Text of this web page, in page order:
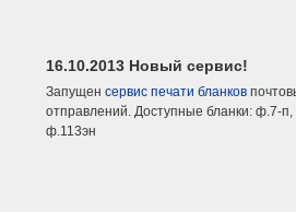
16.10.2013 Новый сервис!
Запущен сервис печати бланков
отправлений. Доступные бланки: ф.7-
ф.113эн